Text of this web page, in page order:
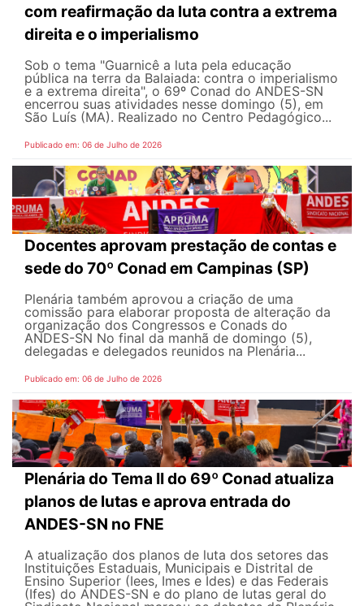
com reafirmação da luta contra a extrema
direita e o imperialismo
Sob o tema "Guarnicê a luta pela educação
pública na terra da Balaiada: contra o imperialismo
e a extrema direita", o 69º Conad do ANDES-SN
encerrou suas atividades nesse domingo (5), em
São Luís (MA). Realizado no Centro Pedagógico...
Publicado em: 06 de Julho de 2026
Docentes aprovam prestação de contas e
sede do 70º Conad em Campinas (SP)
Plenária também aprovou a criação de uma
comissão para elaborar proposta de alteração da
organização dos Congressos e Conads do
ANDES-SN No final da manhã de domingo (5),
delegadas e delegados reunidos na Plenária...
Publicado em: 06 de Julho de 2026
Plenária do Tema II do 69º Conad atualiza
planos de lutas e aprova entrada do
ANDES-SN no FNE
A atualização dos planos de luta dos setores das
Instituições Estaduais, Municipais e Distrital de
Ensino Superior (Iees, Imes e Ides) e das Federais
(Ifes) do ANDES-SN e do plano de lutas geral do